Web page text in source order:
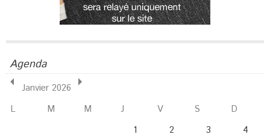
Agenda
Janvier 2026
L
M M J V S
D
1
2 3
4